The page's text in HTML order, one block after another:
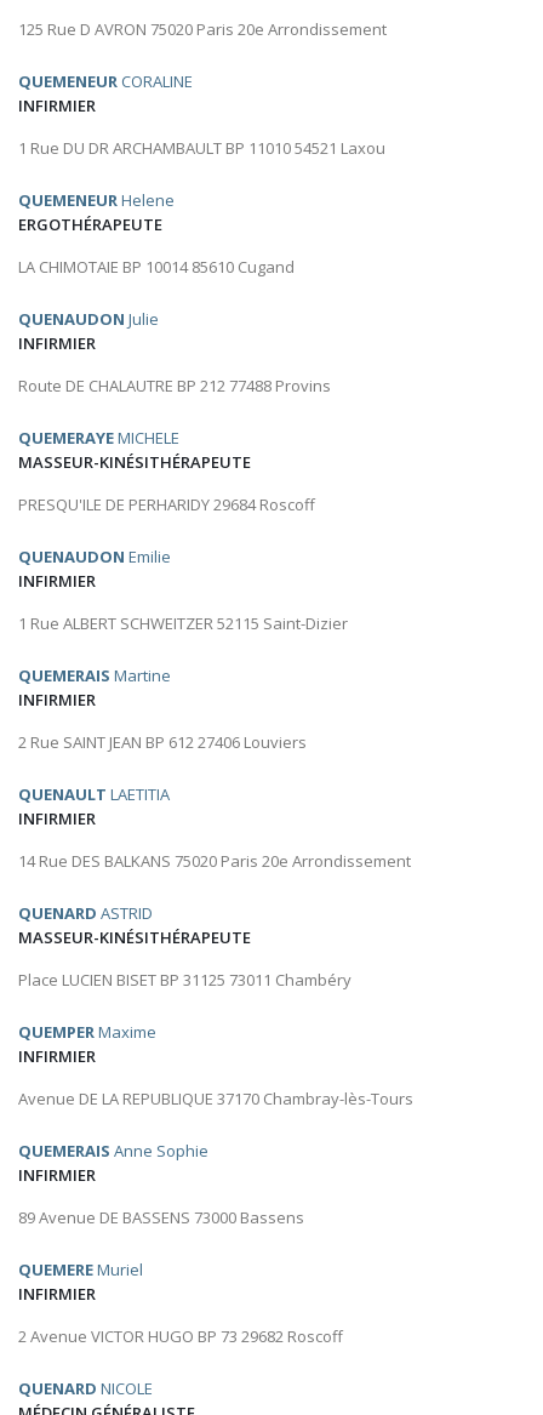
125 Rue D AVRON 75020 Paris 20e Arrondissement
QUEMENEUR CORALINE
INFIRMIER
1 Rue DU DR ARCHAMBAULT BP 11010 54521 Laxou
QUEMENEURHelene
ERGOTHÉRAPEUTE
LA CHIMOTAIE BP 10014 85610 Cugand
QUENAUDON Julie
INFIRMIER
Route DE CHALAUTRE BP 212 77488 Provins
QUEMERAYEMICHELE
MASSEUR-KINÉSITHÉRAPEUTE
PRESQU'ILE DE PERHARIDY 29684 Roscoff
QUENAUDON Emilie
INFIRMIER
1 Rue ALBERT SCHWEITZER 52115 Saint-Dizier
QUEMERAIS Martine
INFIRMIER
2 Rue SAINT JEAN BP 612 27406 Louviers
QUENAULT LAETITIA
INFIRMIER
14 Rue DES BALKANS 75020 Paris 20e Arrondissement
QUENARD ASTRID
MASSEUR-KINÉSITHÉRAPEUTE
Place LUCIEN BISET BP 31125 73011 Chambéry
QUEMPERMaxime
INFIRMIER
Avenue DE LA REPUBLIQUE 37170 Chambray-lès-Tours
QUEMERAIS Anne Sophie
INFIRMIER
89 Avenue DE BASSENS 73000 Bassens
QUEMEREMuriel
INFIRMIER
2 Avenue VICTOR HUGO BP 73 29682 Roscoff
QUENARD NICOLE